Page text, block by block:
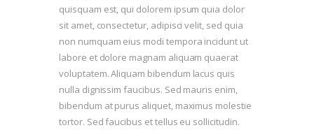
quisquam est, qui dolorem ipsum quia dolor
sit amet, consectetur, adipisci velit, sed quia
non numquam eius modi tempora incidunt ut
labore et dolore magnam aliquam quaerat
voluptatem. Aliquam bibendum lacus quis
nulla dignissim faucibus. Sed mauris enim,
bibendum at purus aliquet, maximus molestie
tortor. Sed faucibus et tellus eu sollicitudin.